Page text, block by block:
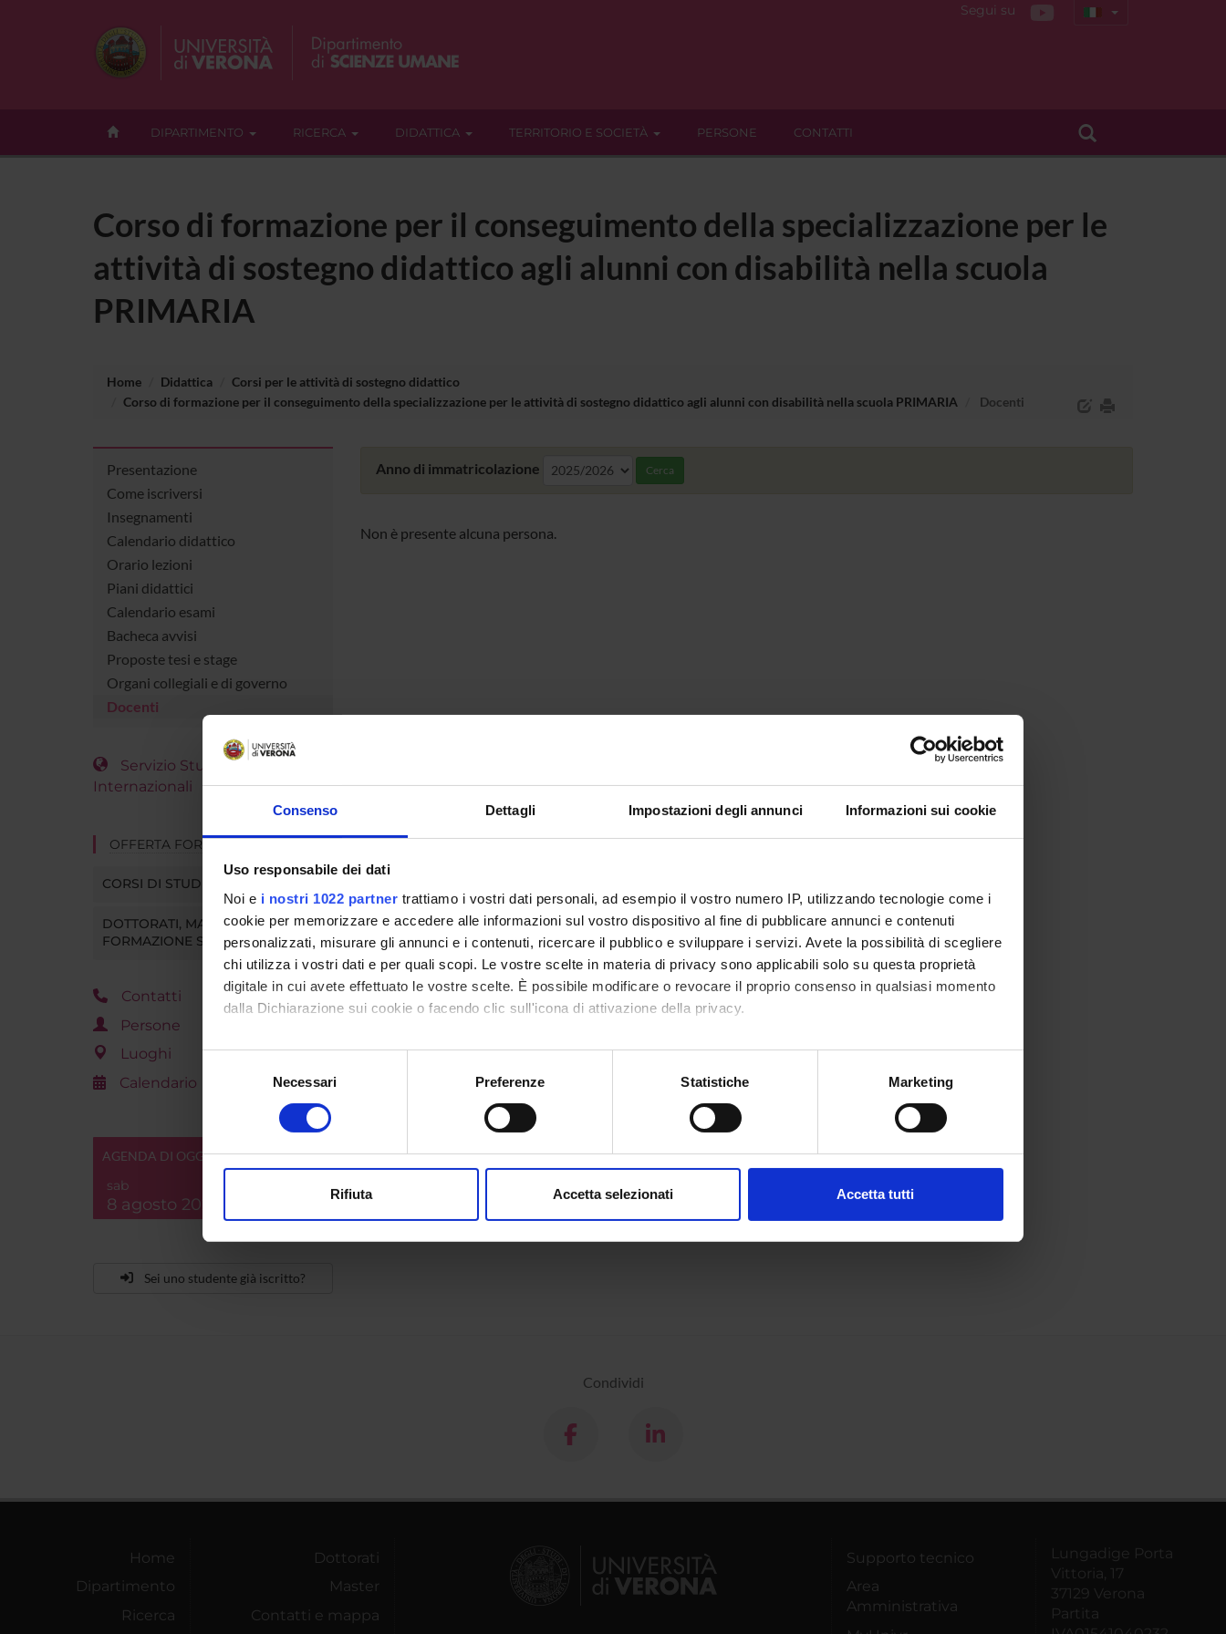
Consenso Dettagli Impostazioni degli annunci Informazioni sui cookie
Uso responsabile dei dati
Noi e i nostri 1022 partner trattiamo i vostri dati personali, ad esempio il vostro numero IP, utilizzando tecnologie come i
cookie per memorizzare e accedere alle informazioni sul vostro dispositivo al fine di pubblicare annunci e contenuti
personalizzati, misurare gli annunci e i contenuti, ricercare il pubblico e sviluppare i servizi. Avete la possibilità di scegliere
chi utilizza i vostri dati e per quali scopi. Le vostre scelte in materia di privacy sono applicabili solo su questa proprietà
digitale in cui avete effettuato le vostre scelte. È possibile modificare o revocare il proprio consenso in qualsiasi momento
dalla Dichiarazione sui cookie o facendo clic sull'icona di attivazione della privacy.
Con il tuo consenso, vorremmo anche:
raccogliere informazioni sulla tua posizione geografica, con un'approssimazione di qualche metro,
digitali).
modificare o ritirare il tuo consenso in qualsiasi momento dalla Dichiarazione sui cookie.
che hanno raccolto dal tuo utilizzo dei loro servizi.
Necessari Preferenze Statistiche Marketing
Rifiuta Accetta selezionati Accetta tutti
Segui su
DIPARTIMENTO RICERCA DIDATTICA TERRITORIO E SOCIETÀ PERSONE CONTATTI
Corso di formazione per il conseguimento della specializzazione per le
attività di sostegno didattico agli alunni con disabilità nella scuola
PRIMARIA
Home Didattica
Corsi per le attività di sostegno didattico
Corso di formazione per il conseguimento della specializzazione per le attività di sostegno didattico agli alunni con disabilità nella scuola PRIMARIA
Docenti
Presentazione
Come iscriversi
Insegnamenti
Calendario didattico
Orario lezioni
Piani didattici
Calendario esami
Bacheca avvisi
Proposte tesi e stage
Organi collegiali e di governo
Docenti
Servizio Studenti
Internazionali
OFFERTA FORMATIVA
CORSI DI STUDIO
DOTTORATI, MASTER E
FORMAZIONE SUPERIORE
Contatti
Persone
Luoghi
Calendario
AGENDA DI OGGI
sab
8 agosto 2026
Sei uno studente già iscritto?
Anno di immatricolazione Cerca
Non è presente alcuna persona.
Condividi
Home
Dipartimento
Ricerca
Dottorati
Master
Contatti e mappa
Supporto tecnico
Area
Amministrativa
Lungadige Porta
Vittoria, 17
37129 Verona
Partita